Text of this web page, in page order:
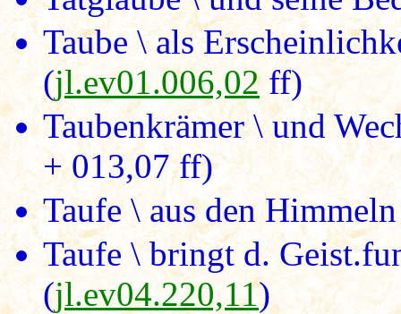
Taube \ als
(jl.ev01.006,02ff)
Taubenkrämer \ und
+ 013,07 ff)
Taufe \ aus den
Taufe \ bringt d.
(jl.ev04.220,11)